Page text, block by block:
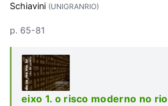
Schiavini (UNIGRANRIO)
p. 65-81
eixo 1. o risco moderno no rio